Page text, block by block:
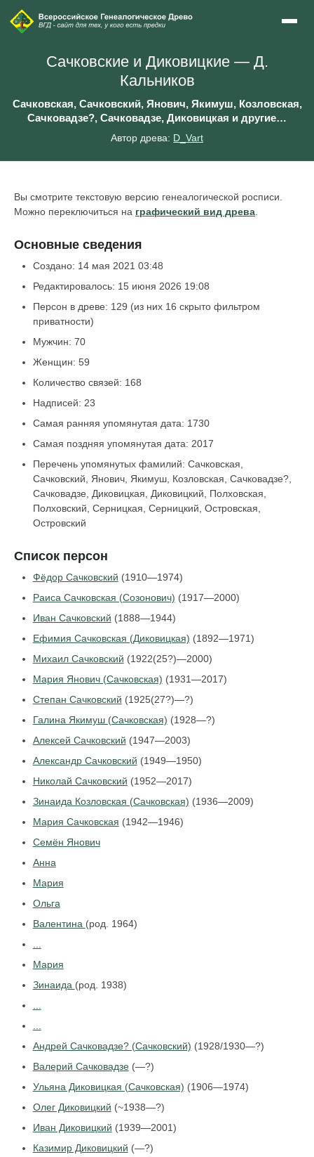
Сачковские и Диковицкие — Д.
Кальников
Сачковская, Сачковский, Янович, Якимуш, Козловская,
Сачковадзе?, Сачковадзе, Диковицкая и другие…
Автор древа: D_Vart
Вы смотрите текстовую версию генеалогической росписи.
Можно переключиться на графический вид древа
Основные сведения
Создано: 14 мая 2021 03:48
Редактировалось: 15 июня 2026 19:08
Персон в древе: 129 (из них 16 скрыто фильтром
приватности)
Мужчин: 70
Женщин: 59
Количество связей: 168
Надписей: 23
Самая ранняя упомянутая дата: 1730
Самая поздняя упомянутая дата: 2017
Перечень упомянутых фамилий: Сачковская,
Сачковский, Янович, Якимуш, Козловская, Сачковадзе?,
Сачковадзе, Диковицкая, Диковицкий, Полховская,
Полховский, Серницкая, Серницкий, Островская,
Островский
Список персон
Фёдор Сачковский (1910—1974)
Раиса Сачковская (Созонович) (1917—2000)
Иван Сачковский (1888—1944)
Ефимия Сачковская (Диковицкая) (1892—1971)
Михаил Сачковский (1922(25?)—2000)
Мария Янович (Сачковская) (1931—2017)
Степан Сачковский (1925(27?)—?)
Галина Якимуш (Сачковская) (1928—?)
Алексей Сачковский (1947—2003)
Александр Сачковский (1949—1950)
Николай Сачковский (1952—2017)
Зинаида Козловская (Сачковская) (1936—2009)
Мария Сачковская (1942—1946)
Семён Янович
Анна
Мария
Ольга
Валентина (род. 1964)
...
Мария
Зинаида (род. 1938)
...
...
Андрей Сачковадзе? (Сачковский) (1928/1930—?)
Валерий Сачковадзе(—?)
Ульяна Диковицкая (Сачковская) (1906—1974)
Олег Диковицкий (~1938—?)
Иван Диковицкий (1939—2001)
Казимир Диковицкий (—?)